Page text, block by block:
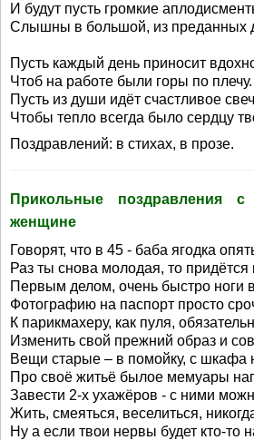
И будут пусть громкие
Слышны в большой, из преданных
Пусть каждый день приносит
Чтоб на работе были горы по плечу.
Пусть из души идёт счастливое
Чтобы тепло всегда было сердцу
Поздравлений: в стихах, в прозе.
Прикольные поздравления
женщине
Говорят, что в 45 - баба ягодка
Раз ты снова молодая, то придётся
Первым делом, очень быстро ноги
Фотографию на паспорт просто
К парикмахеру, как пуля,
Изменить свой прежний образ и
Вещи старые – в помойку, с шкафа
Про своё житьё былое мемуары
Завести 2-х ухажёров - с ними
Жить, смеяться, веселиться,
Ну а если твои нервы будет кто-то